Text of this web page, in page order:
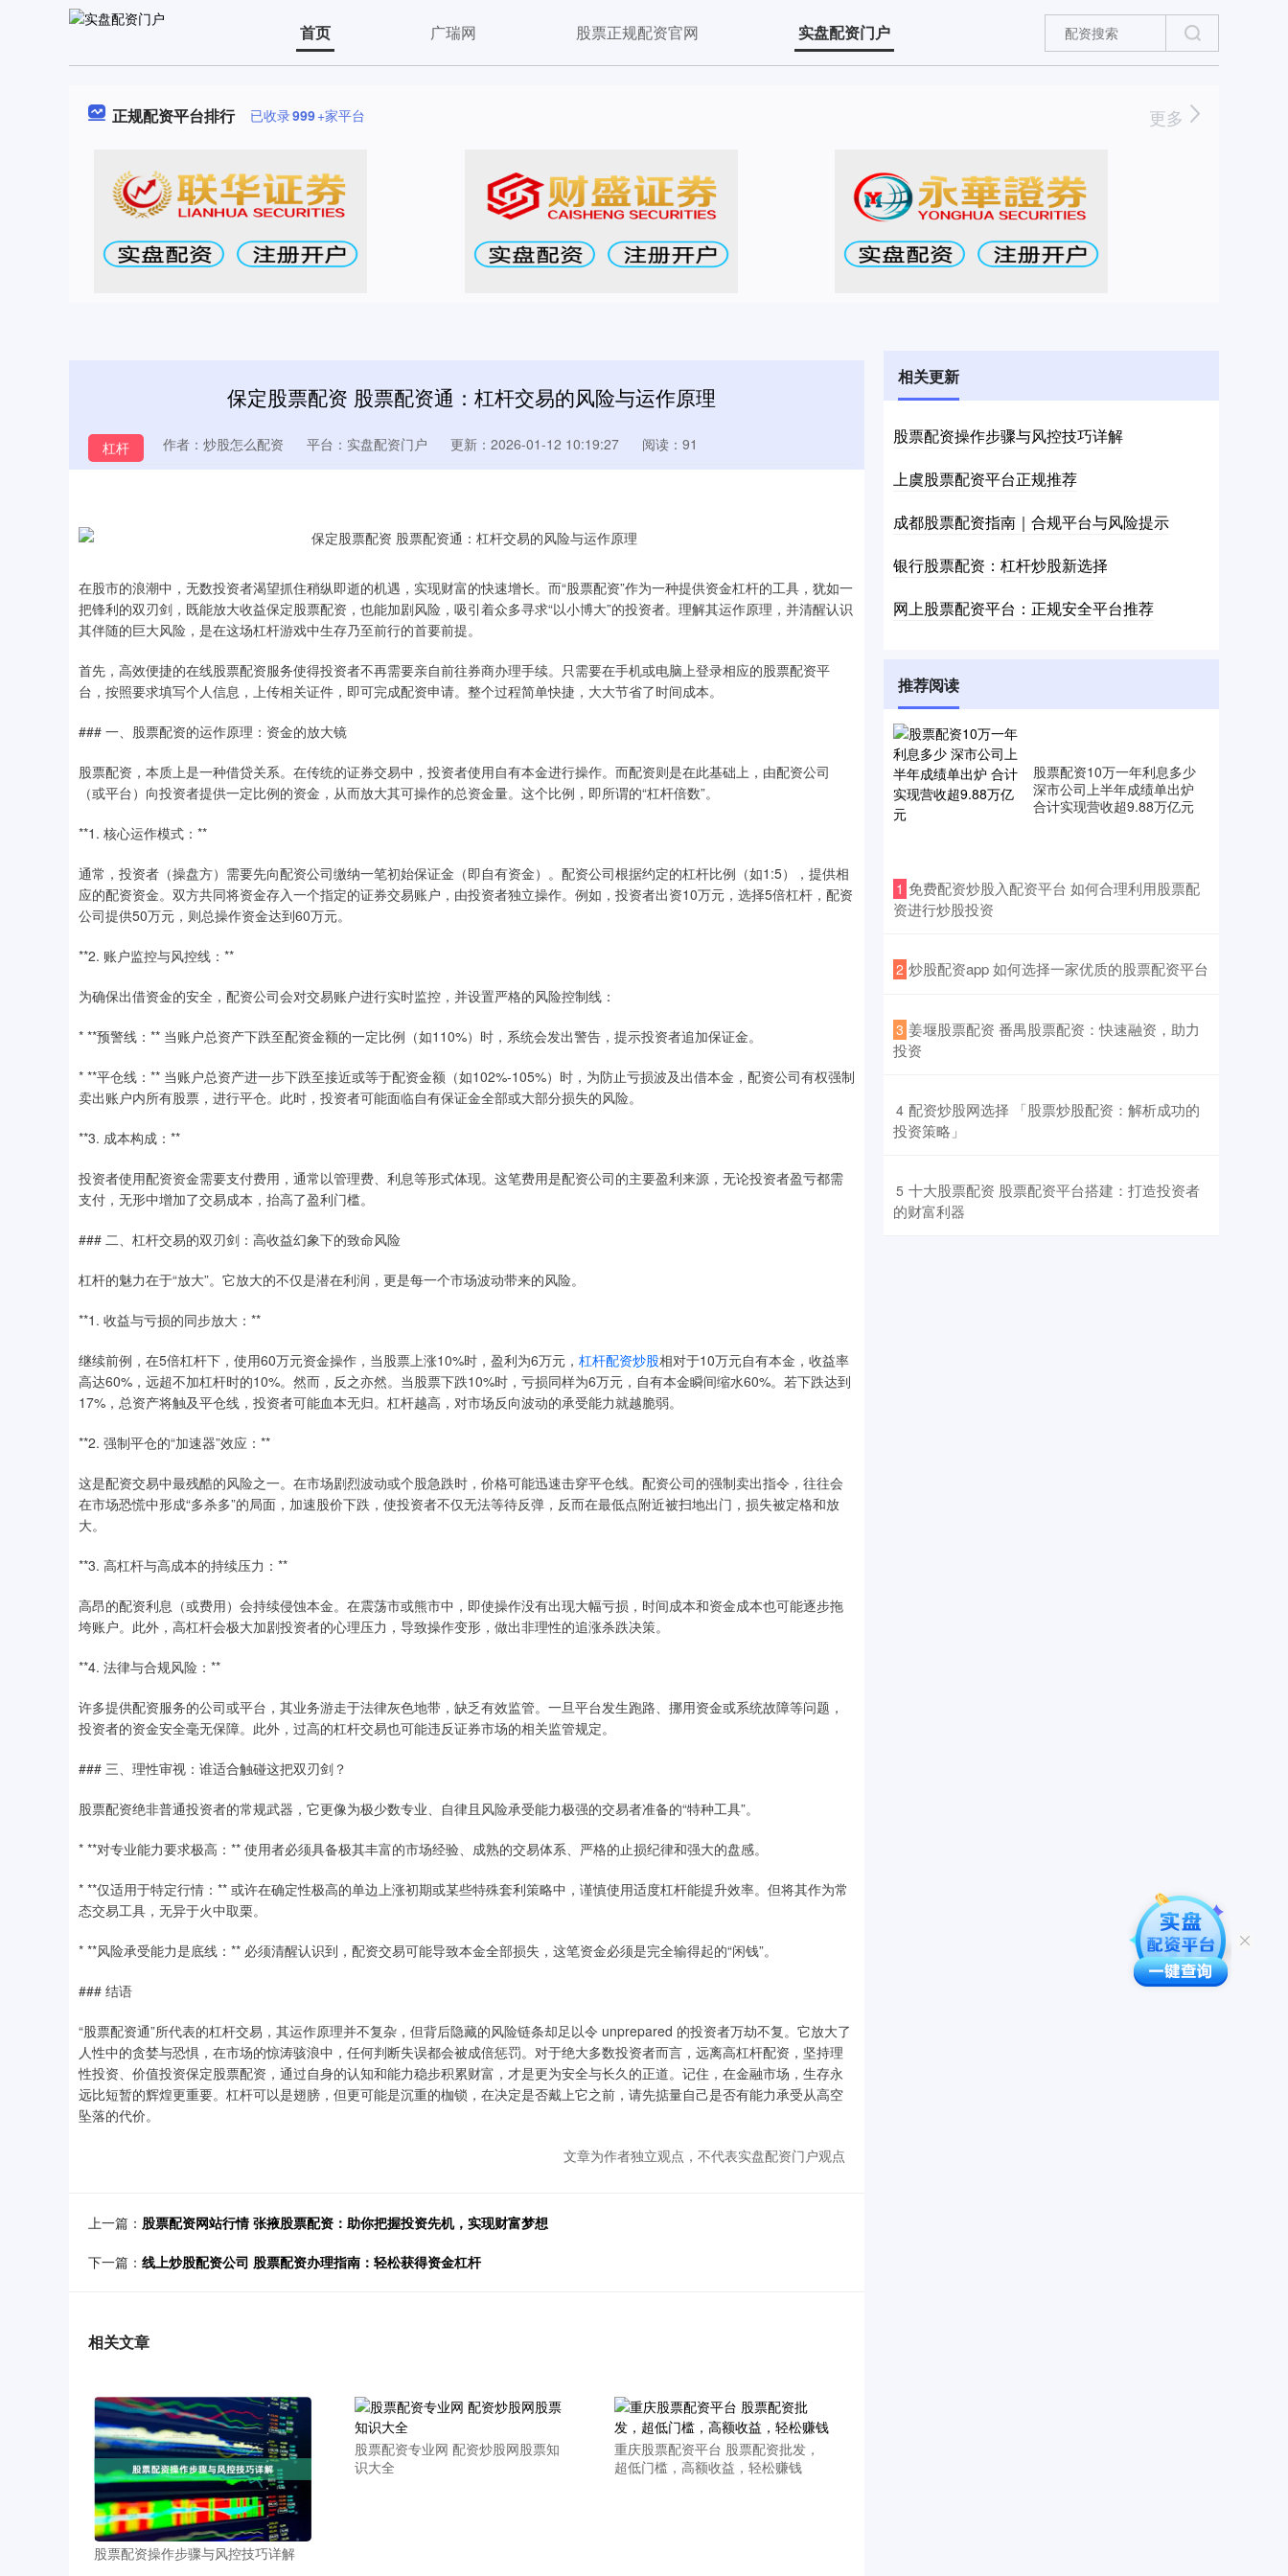
首页 广瑞网 股票正规配资官网 实盘配资门户
正规配资平台排行 已收录999+家平台 更多
保定股票配资 股票配资通：杠杆交易的风险与运作原理
杠杆 作者：炒股怎么配资 平台：实盘配资门户 更新：2026-01-12 10:19:27 阅读：91
在股市的浪潮中，无数投资者渴望抓住稍纵即逝的机遇，实现财富的快速增长。而“股票配资”作为一种提供资金杠杆的工具，犹如一
把锋利的双刃剑，既能放大收益保定股票配资，也能加剧风险，吸引着众多寻求“以小博大”的投资者。理解其运作原理，并清醒认识
其伴随的巨大风险，是在这场杠杆游戏中生存乃至前行的首要前提。
首先，高效便捷的在线股票配资服务使得投资者不再需要亲自前往券商办理手续。只需要在手机或电脑上登录相应的股票配资平
台，按照要求填写个人信息，上传相关证件，即可完成配资申请。整个过程简单快捷，大大节省了时间成本。
### 一、股票配资的运作原理：资金的放大镜
股票配资，本质上是一种借贷关系。在传统的证券交易中，投资者使用自有本金进行操作。而配资则是在此基础上，由配资公司
（或平台）向投资者提供一定比例的资金，从而放大其可操作的总资金量。这个比例，即所谓的“杠杆倍数”。
**1. 核心运作模式：**
通常，投资者（操盘方）需要先向配资公司缴纳一笔初始保证金（即自有资金）。配资公司根据约定的杠杆比例（如1:5），提供相
应的配资资金。双方共同将资金存入一个指定的证券交易账户，由投资者独立操作。例如，投资者出资10万元，选择5倍杠杆，配资
公司提供50万元，则总操作资金达到60万元。
**2. 账户监控与风控线：**
为确保出借资金的安全，配资公司会对交易账户进行实时监控，并设置严格的风险控制线：
* **预警线：** 当账户总资产下跌至配资金额的一定比例（如110%）时，系统会发出警告，提示投资者追加保证金。
* **平仓线：** 当账户总资产进一步下跌至接近或等于配资金额（如102%-105%）时，为防止亏损波及出借本金，配资公司有权强制
卖出账户内所有股票，进行平仓。此时，投资者可能面临自有保证金全部或大部分损失的风险。
**3. 成本构成：**
投资者使用配资资金需要支付费用，通常以管理费、利息等形式体现。这笔费用是配资公司的主要盈利来源，无论投资者盈亏都需
支付，无形中增加了交易成本，抬高了盈利门槛。
### 二、杠杆交易的双刃剑：高收益幻象下的致命风险
杠杆的魅力在于“放大”。它放大的不仅是潜在利润，更是每一个市场波动带来的风险。
**1. 收益与亏损的同步放大：**
继续前例，在5倍杠杆下，使用60万元资金操作，当股票上涨10%时，盈利为6万元， 杠杆配资炒股相对于10万元自有本金，收益率
高达60%，远超不加杠杆时的10%。然而，反之亦然。当股票下跌10%时，亏损同样为6万元，自有本金瞬间缩水60%。若下跌达到
17%，总资产将触及平仓线，投资者可能血本无归。杠杆越高，对市场反向波动的承受能力就越脆弱。
**2. 强制平仓的“加速器”效应：**
这是配资交易中最残酷的风险之一。在市场剧烈波动或个股急跌时，价格可能迅速击穿平仓线。配资公司的强制卖出指令，往往会
在市场恐慌中形成“多杀多”的局面，加速股价下跌，使投资者不仅无法等待反弹，反而在最低点附近被扫地出门，损失被定格和放
大。
**3. 高杠杆与高成本的持续压力：**
高昂的配资利息（或费用）会持续侵蚀本金。在震荡市或熊市中，即使操作没有出现大幅亏损，时间成本和资金成本也可能逐步拖
垮账户。此外，高杠杆会极大加剧投资者的心理压力，导致操作变形，做出非理性的追涨杀跌决策。
**4. 法律与合规风险：**
许多提供配资服务的公司或平台，其业务游走于法律灰色地带，缺乏有效监管。一旦平台发生跑路、挪用资金或系统故障等问题，
投资者的资金安全毫无保障。此外，过高的杠杆交易也可能违反证券市场的相关监管规定。
### 三、理性审视：谁适合触碰这把双刃剑？
股票配资绝非普通投资者的常规武器，它更像为极少数专业、自律且风险承受能力极强的交易者准备的“特种工具”。
* **对专业能力要求极高：** 使用者必须具备极其丰富的市场经验、成熟的交易体系、严格的止损纪律和强大的盘感。
* **仅适用于特定行情：** 或许在确定性极高的单边上涨初期或某些特殊套利策略中，谨慎使用适度杠杆能提升效率。但将其作为常
态交易工具，无异于火中取栗。
* **风险承受能力是底线：** 必须清醒认识到，配资交易可能导致本金全部损失，这笔资金必须是完全输得起的“闲钱”。
### 结语
“股票配资通”所代表的杠杆交易，其运作原理并不复杂，但背后隐藏的风险链条却足以令 unprepared 的投资者万劫不复。它放大了
人性中的贪婪与恐惧，在市场的惊涛骇浪中，任何判断失误都会被成倍惩罚。对于绝大多数投资者而言，远离高杠杆配资，坚持理
性投资、价值投资保定股票配资，通过自身的认知和能力稳步积累财富，才是更为安全与长久的正道。记住，在金融市场，生存永
远比短暂的辉煌更重要。杠杆可以是翅膀，但更可能是沉重的枷锁，在决定是否戴上它之前，请先掂量自己是否有能力承受从高空
坠落的代价。
文章为作者独立观点，不代表实盘配资门户观点
上一篇： 股票配资网站行情 张掖股票配资：助你把握投资先机，实现财富梦想
下一篇： 线上炒股配资公司 股票配资办理指南：轻松获得资金杠杆
相关文章
股票配资操作步骤与风控技巧详解
股票配资专业网 配资炒股网股票知
识大全
重庆股票配资平台 股票配资批发，
超低门槛，高额收益，轻松赚钱
相关更新
股票配资操作步骤与风控技巧详解
上虞股票配资平台正规推荐
成都股票配资指南｜合规平台与风险提示
银行股票配资：杠杆炒股新选择
网上股票配资平台：正规安全平台推荐
推荐阅读
股票配资10万一年利息多少
深市公司上半年成绩单出炉
合计实现营收超9.88万亿元
1 ​免费配资炒股入配资平台 如何合理利用股票配
资进行炒股投资
2 ​炒股配资app 如何选择一家优质的股票配资平台
3 ​姜堰股票配资 番禺股票配资：快速融资，助力
投资
4 ​配资炒股网选择 「股票炒股配资：解析成功的
投资策略」
5 ​十大股票配资 股票配资平台搭建：打造投资者
的财富利器